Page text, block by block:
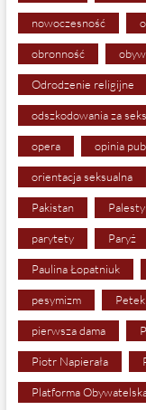
nowoczesność
obronność
Odrodzenie religijne
odszkodowania za
opera opinia
orientacja seksualna
Pakistan
parytety Paryż
Paulina Łopatniuk
pesymizm Petek
pierwsza dama
Piotr Napierała
Platforma